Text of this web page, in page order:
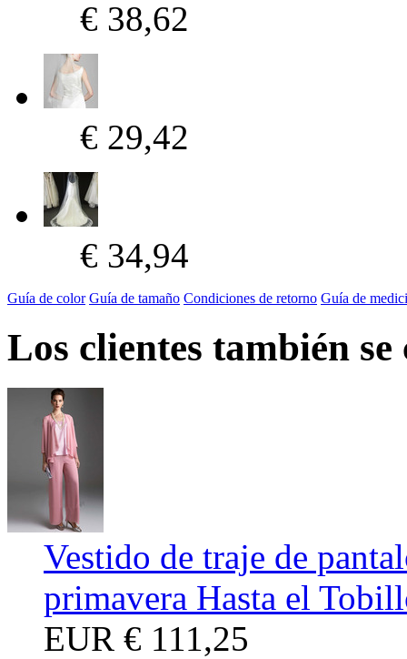
€ 38,62
€ 29,42
€ 34,94
Guía de color Guía de tamaño Condiciones de retorno Guía de
Los clientes también se
Vestido de traje de
primavera Hasta el
EUR € 111,25